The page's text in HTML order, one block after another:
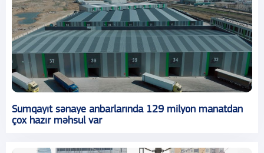
Sumqayıt sənaye anbarlarında 129 milyon manatdan
çox hazır məhsul var